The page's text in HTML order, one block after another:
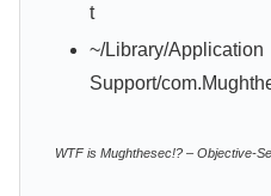
t
~/Library/Application
Support/
WTF is Mughthesec!? – Objective-